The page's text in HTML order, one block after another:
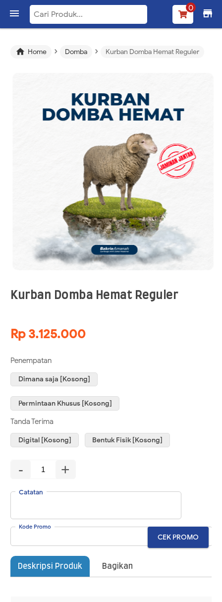
 store
0
 Home › Domba › Kurban Domba Hemat Reguler
Kurban Domba Hemat Reguler
Rp 3.125.000
Penempatan
Dimana saja [Kosong]
Permintaan Khusus [Kosong]
Tanda Terima
Digital [Kosong] Bentuk Fisik [Kosong]
- +
Catatan
Kode Promo
CEK PROMO
Deskripsi Produk Bagikan